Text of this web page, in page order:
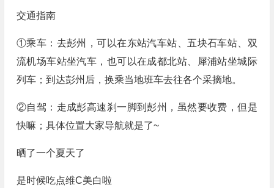
交通指南
①乘车：去彭州，可以在东站汽车站、五块石车站、双
流机场车站坐汽车，也可以在成都北站、犀浦站坐城际
列车；到达彭州后，换乘当地班车去往各个采摘地。
②自驾：走成彭高速刹一脚到彭州，虽然要收费，但是
快嘛；具体位置大家导航就是了~
晒了一个夏天了
是时候吃点维C美白啦